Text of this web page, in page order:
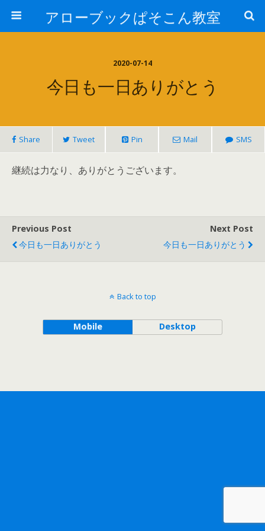
アローブックぱそこん教室
2020-07-14
今日も一日ありがとう
Share Tweet Pin Mail SMS
継続は力なり、ありがとうございます。
Previous Post
今日も一日ありがとう
Next Post
今日も一日ありがとう
Back to top
Mobile Desktop